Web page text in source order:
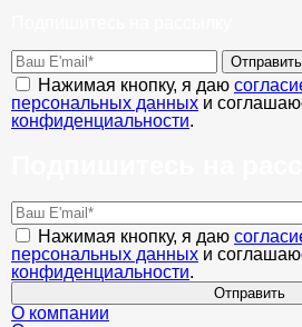
Отправить
Нажимая кнопку, я даю
персональных данных и
конфиденциальности.
Нажимая кнопку, я даю
персональных данных и
конфиденциальности.
Отправить
О компании